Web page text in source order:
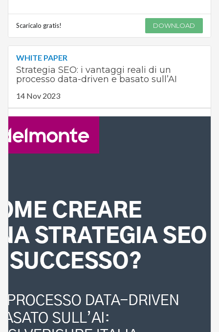
Scaricalo gratis! DOWNLOAD
WHITE PAPER
Strategia SEO: i vantaggi reali di un
processo data-driven e basato sull’AI
14 Nov 2023